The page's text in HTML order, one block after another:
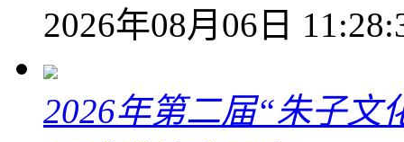
2026年08月06日
2026年第二届“朱子文